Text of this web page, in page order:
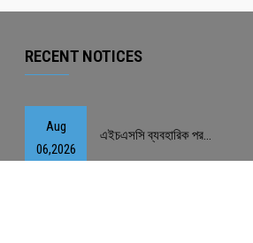
RECENT NOTICES
Aug
06,2026
এইচএসসি ব্যবহারিক পর...